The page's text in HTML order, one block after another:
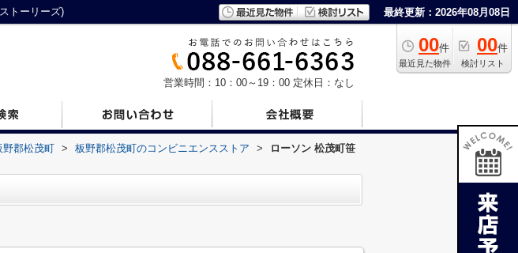
トーリーズ) 最終更新：2026年08月08日
00件
最近見た物件
00件
検討リスト
営業時間：10：00～19：00 定休日：なし
野郡松茂町 > 板野郡松茂町のコンビニエンスストア >
ローソン 松茂町笹